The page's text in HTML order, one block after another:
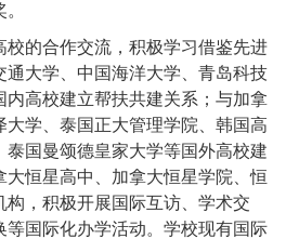
的合作交流，积极学习借鉴先进
通大学、中国海洋大学、青岛科技
内高校建立帮扶共建关系；与加拿
大学、泰国正大管理学院、韩国高
国曼颂德皇家大学等国外高校建
大恒星高中、加拿大恒星学院、恒
，积极开展国际互访、学术交
等国际化办学活动。学校现有国际